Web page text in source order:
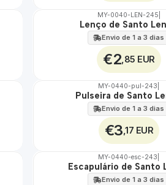
MY-0040-LEN-245
Lenço de Santo
Envio de 1 a 3 dias
€2 ,85 EUR
MY-0440-pul-243
Pulseira de Santo
Envio de 1 a 3 dias
€3 ,17 EUR
MY-0440-esc-243
Escapulário de Santo
Envio de 1 a 3 dias